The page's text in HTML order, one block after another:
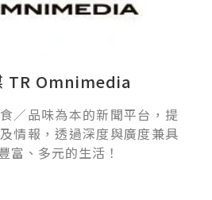
TR Omnimedia
／品味為本的新聞平台，提
情報，透過深度與廣度兼具
富、多元的生活！